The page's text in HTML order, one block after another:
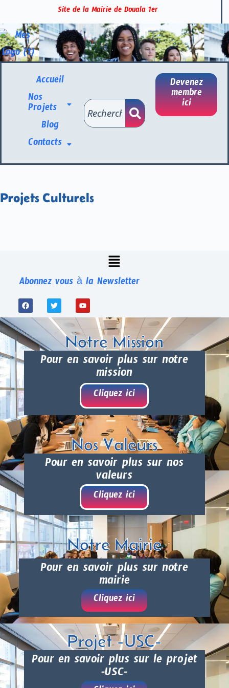
Site de la Mairie de Douala 1er
Accueil
Nos
Projets
Blog
Contacts
Devenez
membre
ici
Projets Culturels
Abonnez vous à la Newsletter
Notre Mission
Pour en savoir plus sur notre
mission
Cliquez ici
Nos Valeurs
Pour en savoir plus sur nos
valeurs
Cliquez ici
Notre Mairie
Pour en savoir plus sur notre
mairie
Cliquez ici
Projet -USC-
Pour en savoir plus sur le projet
-USC-